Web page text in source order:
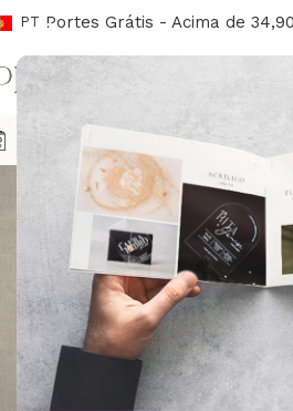
PT Portes Grátis - Acima de
Agendas Envelopes/Lacres